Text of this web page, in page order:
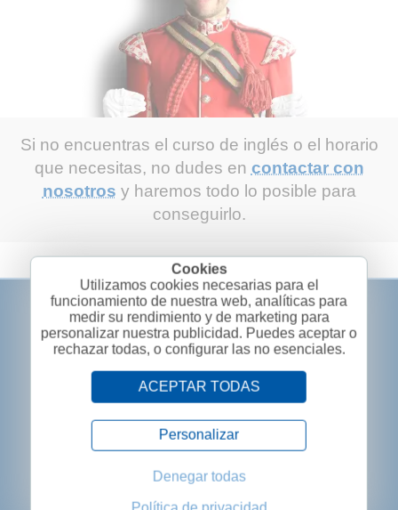
Si no encuentras el curso de inglés o el horario
que necesitas, no dudes en contactar con
nosotros y haremos todo lo posible para
conseguirlo.
Utilizamos cookies necesarias para el
funcionamiento de nuestra web, analíticas para
medir su rendimiento y de marketing para
personalizar nuestra publicidad. Puedes aceptar o
rechazar todas, o configurar las no esenciales.
ACEPTAR TODAS
Personalizar
Denegar todas